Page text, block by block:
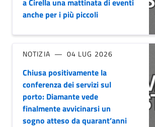
a Cirella una mattinata di eventi
anche per i più piccoli
NOTIZIA 04 LUG 2026
Chiusa positivamente la
conferenza dei servizi sul
porto: Diamante vede
finalmente avvicinarsi un
sogno atteso da quarant’anni